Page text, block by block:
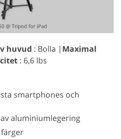
huvud : Bolla | Maximal
: 6,6 lbs
smartphones och
aluminiumlegering